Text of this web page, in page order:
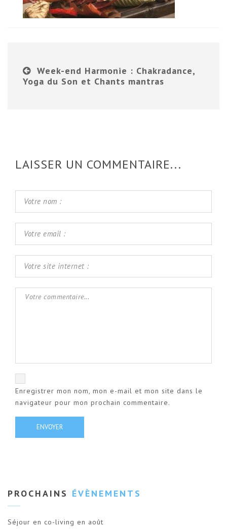
Week-end Harmonie : Chakradance,
Yoga du Son et Chants mantras
LAISSER UN COMMENTAIRE...
Enregistrer mon nom, mon e-mail et mon site dans le
navigateur pour mon prochain commentaire.
PROCHAINS ÉVÈNEMENTS
Séjour en co-living en août